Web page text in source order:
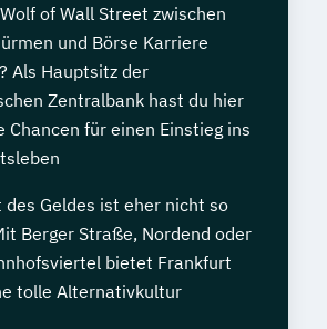
of Wall Street zwischen
und Börse Karriere
Als Hauptsitz der
Zentralbank hast du hier
Chancen für einen Einstieg ins
des Geldes ist eher nicht so
Berger Straße, Nordend oder
bietet Frankfurt
tolle Alternativkultur